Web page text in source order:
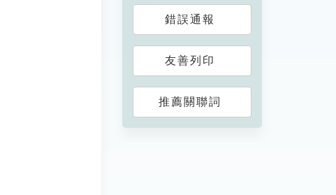
錯誤通報
友善列印
推薦關聯詞